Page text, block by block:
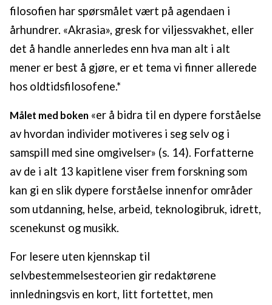
filosofien har spørsmålet vært på agendaen i
århundrer. «Akrasia», gresk for viljessvakhet, eller
det å handle annerledes enn hva man alt i alt
mener er best å gjøre, er et tema vi finner allerede
hos oldtidsfilosofene.*
Målet med boken «er å bidra til en dypere forståelse
av hvordan individer motiveres i seg selv og i
samspill med sine omgivelser» (s. 14). Forfatterne
av de i alt 13 kapitlene viser frem forskning som
kan gi en slik dypere forståelse innenfor områder
som utdanning, helse, arbeid, teknologibruk, idrett,
scenekunst og musikk.
For lesere uten kjennskap til
selvbestemmelsesteorien gir redaktørene
innledningsvis en kort, litt fortettet, men